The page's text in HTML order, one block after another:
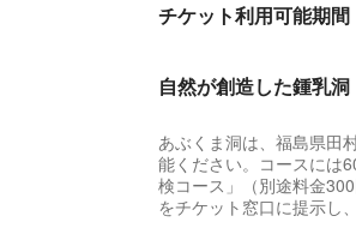
チケット利用可能期間
自然が創造した鍾乳
あぶくま洞は、福島県田
能ください。コースには
検コース」（別途料金
をチケット窓口に提示し